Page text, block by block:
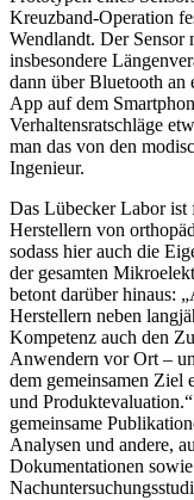
Kreuzband-Operation
Wendlandt. Der Sensor
insbesondere
dann über Bluetooth an
App auf dem
Verhaltensratschläge
man das von den
Ingenieur.
Das Lübecker Labor ist
Herstellern von
sodass hier auch die
der gesamten
betont darüber hinaus:
Herstellern neben
Kompetenz auch den
Anwendern vor Ort –
dem gemeinsamen Ziel
und
gemeinsame
Analysen und andere,
Dokumentationen